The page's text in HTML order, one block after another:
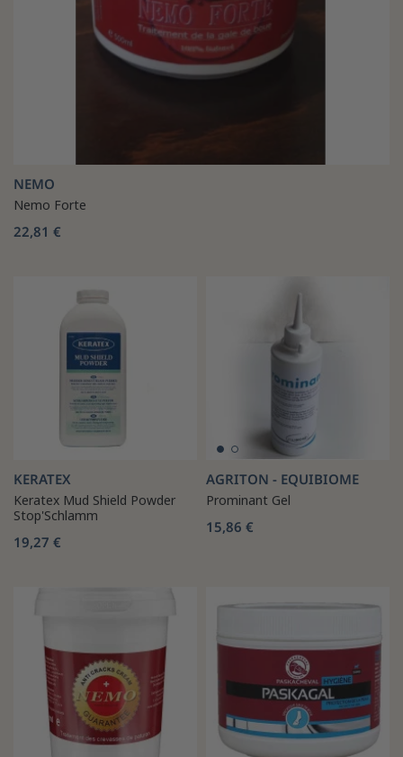
NEMO
Nemo Forte
22,81 €
KERATEX
Keratex Mud Shield Powder
Stop'Schlamm
19,27 €
AGRITON - EQUIBIOME
Prominant Gel
15,86 €